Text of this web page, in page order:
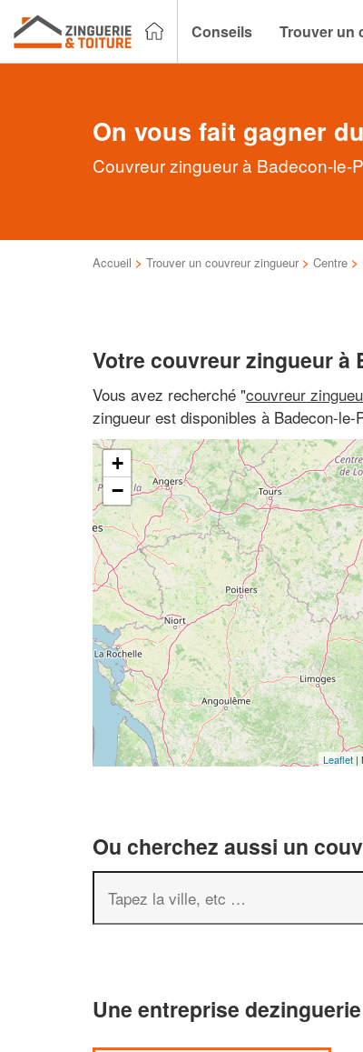
Conseils Trouver un
On vous fait gagner
Couvreur zingueur à Badecon-le-
Accueil > Trouver un couvreur zingueur > Centre >
Votre couvreur zingueur à
Vous avez recherché "couvreur
zingueur est disponibles à Badecon-le-
+
−
Leaflet |
Ou cherchez aussi un
Une entreprise